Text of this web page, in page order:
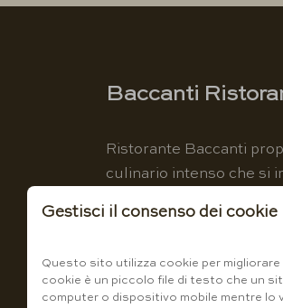
Baccanti
Ristorante Baccanti
culinario intenso che si
Gestisci il consenso dei cookie
Questo sito utilizza cookie per migliorare
cookie è un piccolo file di testo che un
computer o dispositivo mobile mentre lo